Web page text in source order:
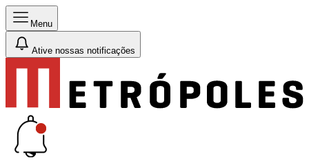
Menu
Ative nossas notificações